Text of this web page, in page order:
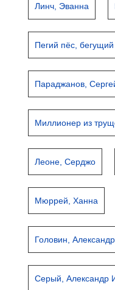
Линч, Эванна
Пегий пёс,
Параджанов,
Миллионер из
Леоне, Серджо
Мюррей, Ханна
Головин,
Серый, Александр